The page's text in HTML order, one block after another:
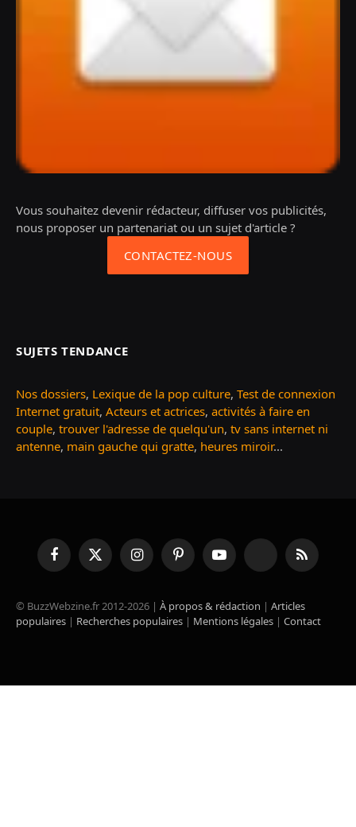
Vous souhaitez devenir rédacteur, diffuser vos publicités,
nous proposer un partenariat ou un sujet d'article ?
CONTACTEZ-NOUS
SUJETS TENDANCE
Nos dossiers, Lexique de la pop culture, Test de connexion
Internet gratuit, Acteurs et actrices, activités à faire en
couple, trouver l'adresse de quelqu'un, tv sans internet ni
antenne, main gauche qui gratte, heures miroir...
FacebookX
(Twitter)
InstagramPinterestYouTube TikTok RSS
© BuzzWebzine.fr 2012-2026 | À propos & rédaction | Articles
populaires | Recherches populaires | Mentions légales | Contact